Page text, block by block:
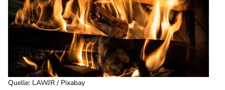
Quelle: LAWJR / Pixabay